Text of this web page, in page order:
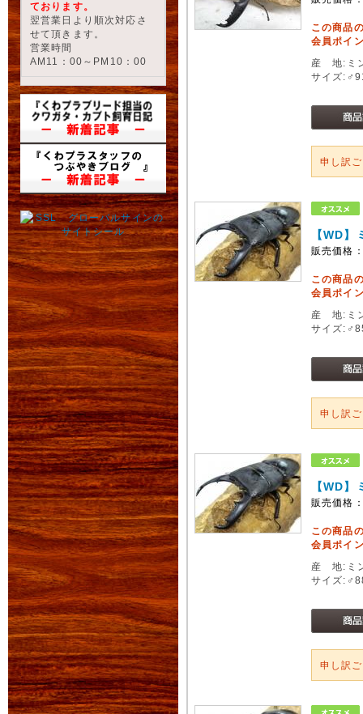
ております。
翌営業日より順次対応さ
せて頂きます。
営業時間
AM11：00～PM10：00
この商品
会員ポイ
産 地:ミ
サイズ
申し訳
【WD
販売価格
この商品
会員ポイ
産 地:ミ
サイズ
申し訳
【WD
販売価格
この商品
会員ポイ
産 地:ミ
サイズ
申し訳